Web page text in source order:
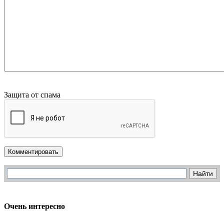
Защита от спама
Комментировать
Очень интересно